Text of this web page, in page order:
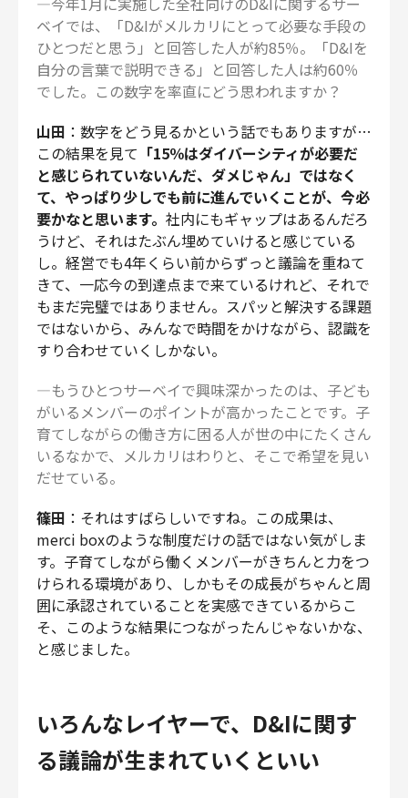
ベイでは、「D&Iがメルカリにとって必要な手段の
ひとつだと思う」と回答した人が約85％。「D&Iを
自分の言葉で説明できる」と回答した人は約60％
でした。この数字を率直にどう思われますか？
山田 ：数字をどう見るかという話でもありますが…
この結果を見て 「15％はダイバーシティが必要だ
と感じられていないんだ、ダメじゃん」ではなく
て、やっぱり少しでも前に進んでいくことが、今必
要かなと思います。 社内にもギャップはあるんだろ
うけど、それはたぶん埋めていけると感じている
し。経営でも4年くらい前からずっと議論を重ねて
きて、一応今の到達点まで来ているけれど、それで
もまだ完璧ではありません。スパッと解決する課題
ではないから、みんなで時間をかけながら、認識を
すり合わせていくしかない。
―もうひとつサーベイで興味深かったのは、子ども
がいるメンバーのポイントが高かったことです。子
育てしながらの働き方に困る人が世の中にたくさん
いるなかで、メルカリはわりと、そこで希望を見い
だせている。
篠田 ：それはすばらしいですね。この成果は、
merci boxのような制度だけの話ではない気がしま
す。子育てしながら働くメンバーがきちんと力をつ
けられる環境があり、しかもその成長がちゃんと周
囲に承認されていることを実感できているからこ
そ、このような結果につながったんじゃないかな、
と感じました。
いろんなレイヤーで、D&Iに関す
る議論が生まれていくといい